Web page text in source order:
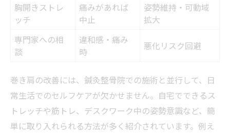
胸開きストレ
ッチ
痛みがあれば
中止
姿勢維持・可動域
拡大
専門家への相
談
違和感・痛み
時
悪化リスク回避
巻き肩の改善には、鍼灸整骨院での施術と並行して、日
常生活でのセルフケアが欠かせません。自宅でできるス
トレッチや筋トレ、デスクワーク中の姿勢意識など、簡
単に取り入れられる方法が多く紹介されています。例え